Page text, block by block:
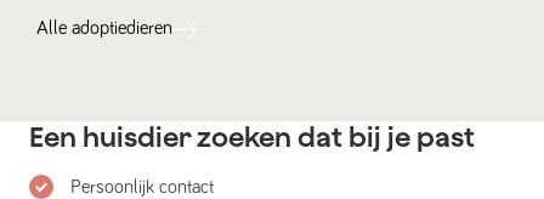
Alle adoptiedieren
Een huisdier zoeken dat bij je past
Persoonlijk contact